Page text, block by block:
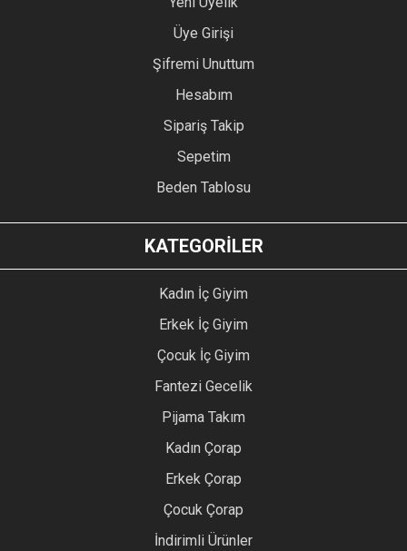
Üye Girişi
Şifremi Unuttum
Hesabım
Sipariş Takip
Sepetim
Beden Tablosu
KATEGORİLER
Kadın İç Giyim
Erkek İç Giyim
Çocuk İç Giyim
Fantezi Gecelik
Pijama Takım
Kadın Çorap
Erkek Çorap
Çocuk Çorap
İndirimli Ürünler